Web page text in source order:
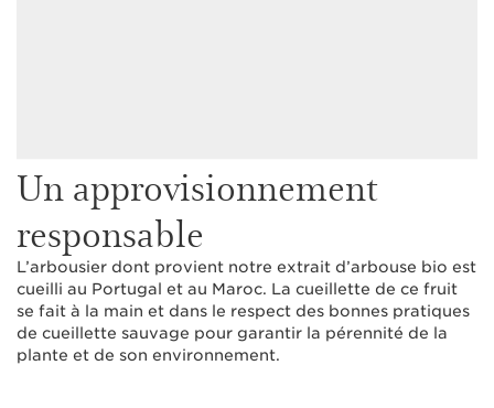
Un approvisionnement
responsable
L’arbousier dont provient notre extrait d’arbouse bio est
cueilli au Portugal et au Maroc. La cueillette de ce fruit
se fait à la main et dans le respect des bonnes pratiques
de cueillette sauvage pour garantir la pérennité de la
plante et de son environnement.